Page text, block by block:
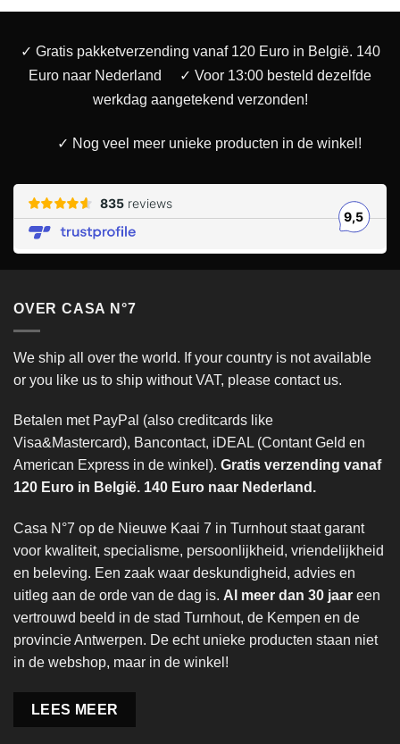
✓ Gratis pakketverzending vanaf 120 Euro in België. 140
Euro naar Nederland
✓ Voor 13:00 besteld dezelfde
werkdag aangetekend verzonden!
✓ Nog veel meer unieke producten in de winkel!
OVER CASA N°7
We ship all over the world. If your country is not available
or you like us to ship without VAT, please contact us.
Betalen met PayPal (also creditcards like
Visa&Mastercard), Bancontact, iDEAL (Contant Geld en
American Express in de winkel). Gratis verzending vanaf
120 Euro in België. 140 Euro naar Nederland.
Casa N°7 op de Nieuwe Kaai 7 in Turnhout staat garant
voor kwaliteit, specialisme, persoonlijkheid, vriendelijkheid
en beleving. Een zaak waar deskundigheid, advies en
uitleg aan de orde van de dag is. Al meer dan 30 jaar een
vertrouwd beeld in de stad Turnhout, de Kempen en de
provincie Antwerpen. De echt unieke producten staan niet
in de webshop, maar in de winkel!
LEES MEER